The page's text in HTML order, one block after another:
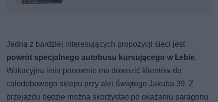
Jedną z bardziej interesujących propozycji sieci jest
powrót specjalnego autobusu kursującego w Łebie.
Wakacyjna linia ponownie ma dowozić klientów do
całodobowego sklepu przy alei Świętego Jakuba 39. Z
przejazdu będzie można skorzystać po okazaniu paragonu